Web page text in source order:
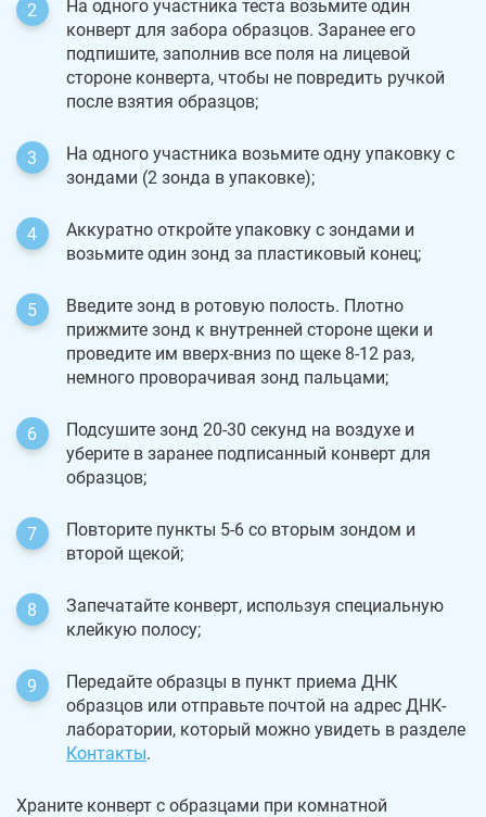
На одного участника теста возьмите один
конверт для забора образцов. Заранее его
подпишите, заполнив все поля на лицевой
стороне конверта, чтобы не повредить ручкой
после взятия образцов;
На одного участника возьмите одну упаковку с
зондами (2 зонда в упаковке);
Аккуратно откройте упаковку с зондами и
возьмите один зонд за пластиковый конец;
Введите зонд в ротовую полость. Плотно
прижмите зонд к внутренней стороне щеки и
проведите им вверх-вниз по щеке 8-12 раз,
немного проворачивая зонд пальцами;
Подсушите зонд 20-30 секунд на воздухе и
уберите в заранее подписанный конверт для
образцов;
Повторите пункты 5-6 со вторым зондом и
второй щекой;
Запечатайте конверт, используя специальную
клейкую полосу;
Передайте образцы в пункт приема ДНК
образцов или отправьте почтой на адрес ДНК-
лаборатории, который можно увидеть в разделе
Контакты.
Храните конверт с образцами при комнатной